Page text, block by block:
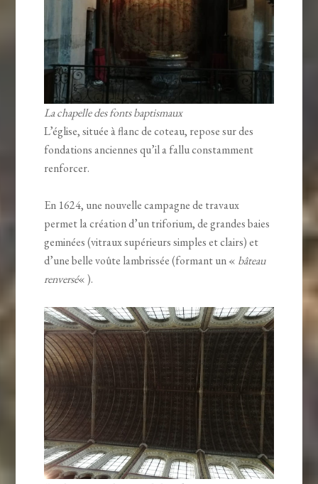
La chapelle des fonts baptismaux
L’église, située à flanc de coteau, repose sur des
fondations anciennes qu’il a fallu constamment
renforcer.
En 1624, une nouvelle campagne de travaux
permet la création d’un triforium, de grandes baies
geminées (vitraux supérieurs simples et clairs) et
d’une belle voûte lambrissée (formant un « bâteau
renversé« ).